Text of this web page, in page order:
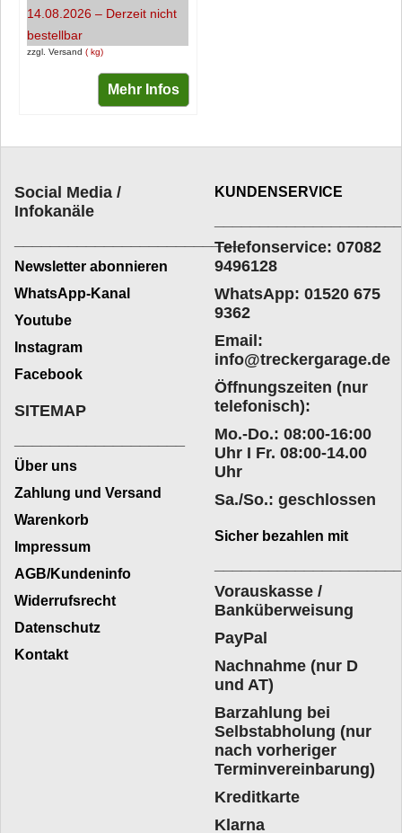
zzgl. Versand kg
14.08.2026 – Derzeit nicht
bestellbar
Mehr Infos
Social Media /
Infokanäle
_________________________
Newsletter abonnieren
WhatsApp-Kanal
Youtube
Instagram
Facebook
KUNDENSERVICE
Telefonservice: 07082
9496128
WhatsApp: 01520 675
9362
Email:
info@treckergarage.de
Öffnungszeiten (nur
telefonisch):
Mo.-Do.: 08:00-16:00
Uhr I Fr. 08:00-14.00
Uhr
Sa./So.: geschlossen
SITEMAP
Über uns
Zahlung und Versand
Warenkorb
Impressum
AGB/Kundeninfo
Widerrufsrecht
Datenschutz
Kontakt
Sicher bezahlen mit
Vorauskasse /
Banküberweisung
PayPal
Nachnahme (nur D
und AT)
Barzahlung bei
Selbstabholung (nur
nach vorheriger
Terminvereinbarung)
Kreditkarte
Klarna